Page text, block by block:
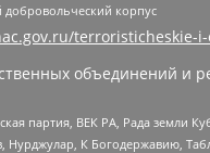
добровольческий корпус
terroristicheskie-
объединений и
партия, ВЕК РА, Рада земли
Нурджулар, К Богодержавию,